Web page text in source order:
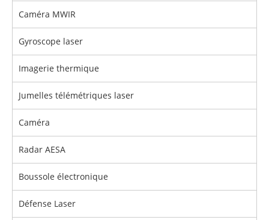
Caméra MWIR
Gyroscope laser
Imagerie thermique
Jumelles télémétriques laser
Caméra
Radar AESA
Boussole électronique
Défense Laser